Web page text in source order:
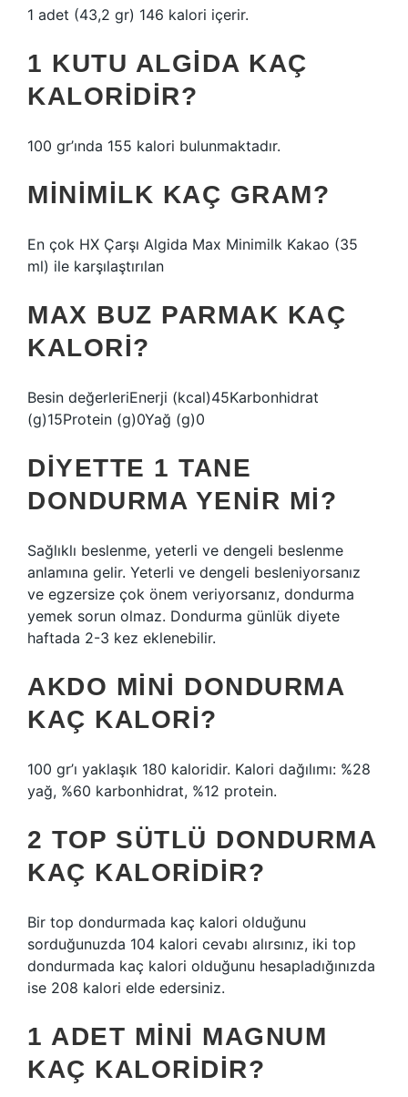
1 adet (43,2 gr) 146 kalori içerir.
1 KUTU ALGIDA KAÇ
KALORIDIR?
100 gr’ında 155 kalori bulunmaktadır.
MINIMILK KAÇ GRAM?
En çok HX Çarşı Algida Max Minimilk Kakao (35
ml) ile karşılaştırılan
MAX BUZ PARMAK KAÇ
KALORI?
Besin değerleriEnerji (kcal)45Karbonhidrat
(g)15Protein (g)0Yağ (g)0
DIYETTE 1 TANE
DONDURMA YENIR MI?
Sağlıklı beslenme, yeterli ve dengeli beslenme
anlamına gelir. Yeterli ve dengeli besleniyorsanız
ve egzersize çok önem veriyorsanız, dondurma
yemek sorun olmaz. Dondurma günlük diyete
haftada 2-3 kez eklenebilir.
AKDO MINI DONDURMA
KAÇ KALORI?
100 gr’ı yaklaşık 180 kaloridir. Kalori dağılımı: %28
yağ, %60 karbonhidrat, %12 protein.
2 TOP SÜTLÜ DONDURMA
KAÇ KALORIDIR?
Bir top dondurmada kaç kalori olduğunu
sorduğunuzda 104 kalori cevabı alırsınız, iki top
dondurmada kaç kalori olduğunu hesapladığınızda
ise 208 kalori elde edersiniz.
1 ADET MINI MAGNUM
KAÇ KALORIDIR?